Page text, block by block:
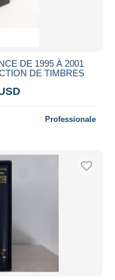
DE 1995 À 2001
DE TIMBRES
Professionale